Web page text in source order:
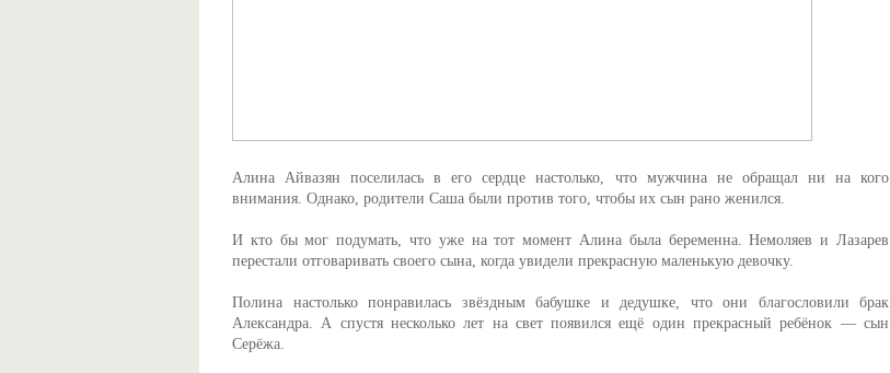
Алина Айвазян поселилась в его сердце настолько, что мужчина не обращал ни на кого
внимания. Однако, родители Саша были против того, чтобы их сын рано женился.
И кто бы мог подумать, что уже на тот момент Алина была беременна. Немоляев и Лазарев
перестали отговаривать своего сына, когда увидели прекрасную маленькую девочку.
Полина настолько понравилась звёздным бабушке и дедушке, что они благословили брак
Александра. А спустя несколько лет на свет появился ещё один прекрасный ребёнок — сын
Серёжа.